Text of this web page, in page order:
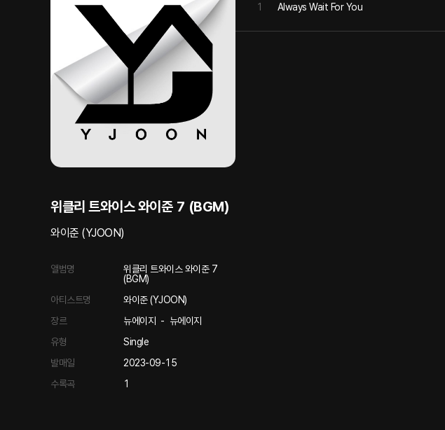
위클리 트와이스 와이준 7 (BGM)
와이준 (YJOON)
앨범명
위클리 트와이스 와이준 7
(BGM)
아티스트명
와이준 (YJOON)
장르
뉴에이지 - 뉴에이지
유형
Single
발매일
2023-09-15
수록곡
1
1 Always Wait For You